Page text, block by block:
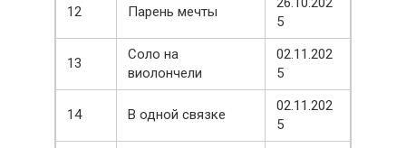
12 Парень мечты
5
13
Соло на
виолончели
02.11.202
5
14 В одной связке
02.11.202
5